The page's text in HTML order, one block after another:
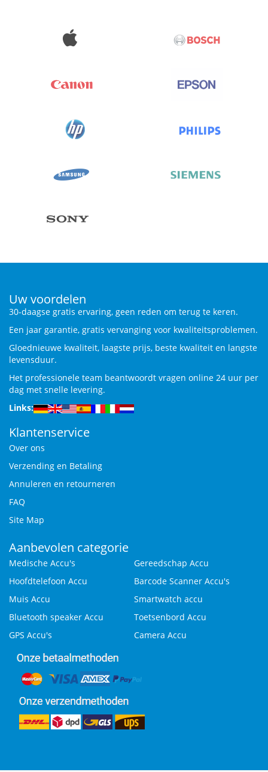
Uw voordelen
30-daagse gratis ervaring, geen reden om terug te keren.
Een jaar garantie, gratis vervanging voor kwaliteitsproblemen.
Gloednieuwe kwaliteit, laagste prijs, beste kwaliteit en langste
levensduur.
Het professionele team beantwoordt vragen online 24 uur per
dag met snelle levering.
Links:
Klantenservice
Over ons
Verzending en Betaling
Annuleren en retourneren
FAQ
Site Map
Aanbevolen categorie
Medische Accu's
Gereedschap Accu
Hoofdtelefoon Accu
Barcode Scanner Accu's
Muis Accu
Smartwatch accu
Bluetooth speaker Accu
Toetsenbord Accu
GPS Accu's
Camera Accu